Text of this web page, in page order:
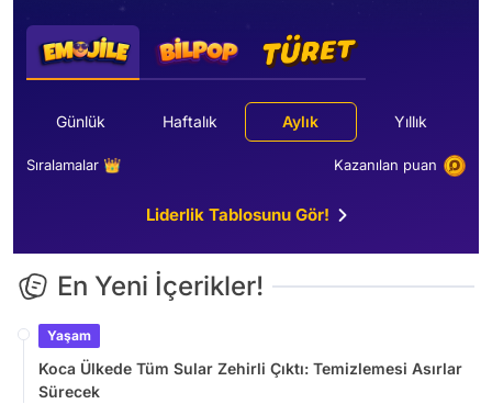
Günlük Haftalık Aylık Yıllık
Sıralamalar 👑 Kazanılan puan
Liderlik Tablosunu Gör!
En Yeni İçerikler!
Yaşam
Koca Ülkede Tüm Sular Zehirli Çıktı: Temizlemesi Asırlar
Sürecek